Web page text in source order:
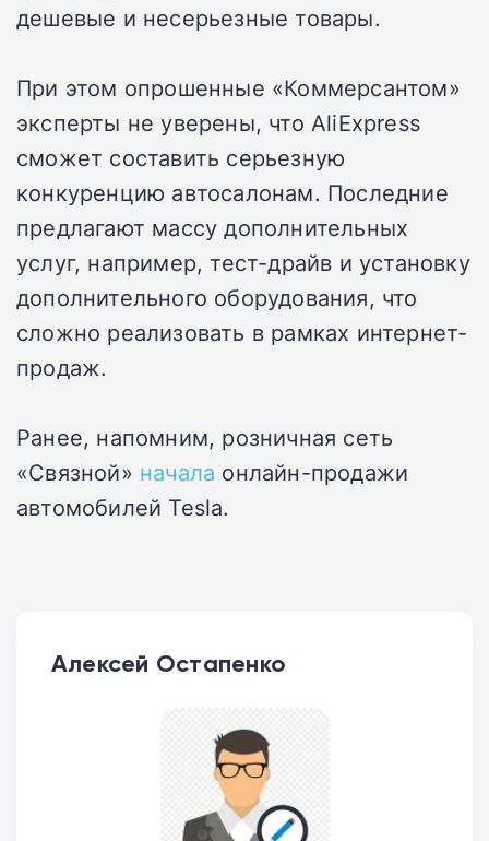
дешевые и несерьезные товары.
При этом опрошенные «Коммерсантом»
эксперты не уверены, что AliExpress
сможет составить серьезную
конкуренцию автосалонам. Последние
предлагают массу дополнительных
услуг, например, тест-драйв и установку
дополнительного оборудования, что
сложно реализовать в рамках интернет-
продаж.
Ранее, напомним, розничная сеть
«Связной» начала онлайн-продажи
автомобилей Tesla.
Алексей Остапенко